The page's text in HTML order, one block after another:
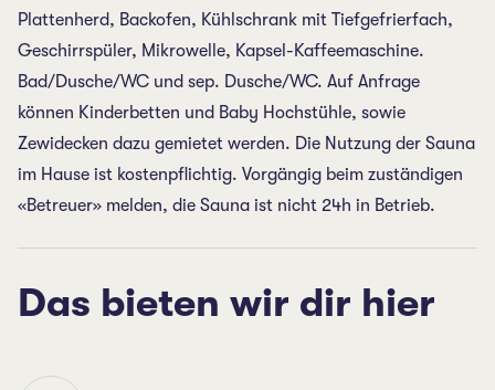
Plattenherd, Backofen, Kühlschrank mit Tiefgefrierfach,
Geschirrspüler, Mikrowelle, Kapsel-Kaffeemaschine.
Bad/Dusche/WC und sep. Dusche/WC. Auf Anfrage
können Kinderbetten und Baby Hochstühle, sowie
Zewidecken dazu gemietet werden. Die Nutzung der Sauna
im Hause ist kostenpflichtig. Vorgängig beim zuständigen
«Betreuer» melden, die Sauna ist nicht 24h in Betrieb.
Das bieten wir dir hier